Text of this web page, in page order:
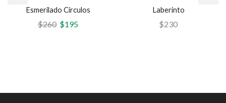
Esmerilado Círculos
$260 $195
Laberinto
$230